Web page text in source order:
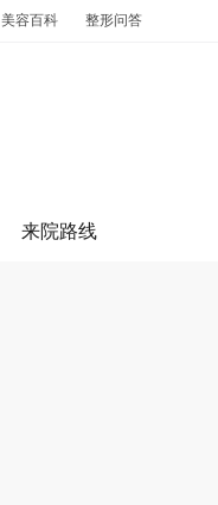
美容百科 整形问答
来院路线